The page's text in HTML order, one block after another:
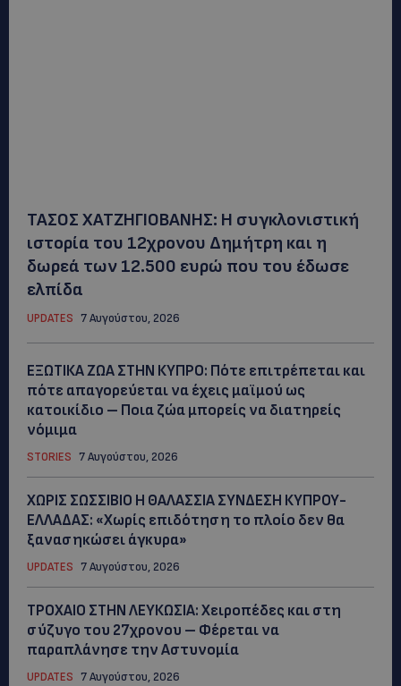
ΤΑΣΟΣ ΧΑΤΖΗΓΙΟΒΑΝΗΣ: Η συγκλονιστική
ιστορία του 12χρονου Δημήτρη και η
δωρεά των 12.500 ευρώ που του έδωσε
ελπίδα
UPDATES 7 Αυγούστου, 2026
ΕΞΩΤΙΚΑ ΖΩΑ ΣΤΗΝ ΚΥΠΡΟ: Πότε επιτρέπεται και
πότε απαγορεύεται να έχεις μαϊμού ως
κατοικίδιο – Ποια ζώα μπορείς να διατηρείς
νόμιμα
STORIES 7 Αυγούστου, 2026
ΧΩΡΙΣ ΣΩΣΣΙΒΙΟ Η ΘΑΛΑΣΣΙΑ ΣΥΝΔΕΣΗ ΚΥΠΡΟΥ-
ΕΛΛΑΔΑΣ: «Χωρίς επιδότηση το πλοίο δεν θα
ξανασηκώσει άγκυρα»
UPDATES 7 Αυγούστου, 2026
ΤΡΟΧΑΙΟ ΣΤΗΝ ΛΕΥΚΩΣΙΑ: Χειροπέδες και στη
σύζυγο του 27χρονου – Φέρεται να
παραπλάνησε την Αστυνομία
UPDATES 7 Αυγούστου, 2026